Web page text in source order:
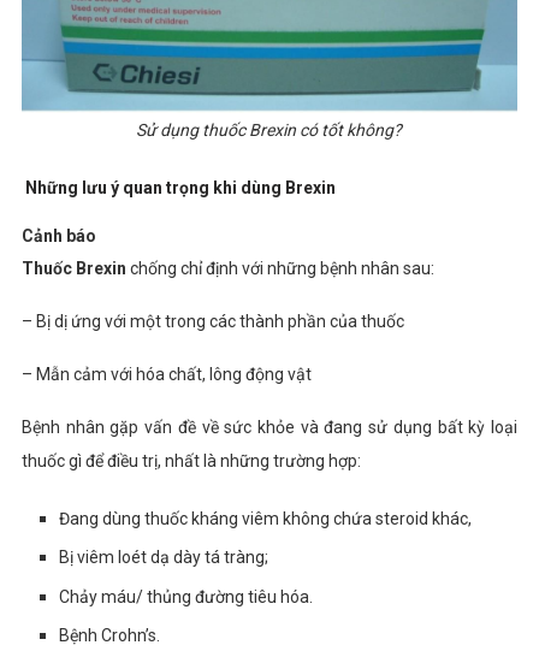
Sử dụng thuốc Brexin có tốt không?
Những lưu ý quan trọng khi dùng Brexin
Cảnh báo
Thuốc Brexin chống chỉ định với những bệnh nhân sau:
– Bị dị ứng với một trong các thành phần của thuốc
– Mẫn cảm với hóa chất, lông động vật
Bệnh nhân gặp vấn đề về sức khỏe và đang sử dụng bất kỳ loại
thuốc gì để điều trị, nhất là những trường hợp:
Đang dùng thuốc kháng viêm không chứa steroid khác,
Bị viêm loét dạ dày tá tràng;
Chảy máu/ thủng đường tiêu hóa.
Bệnh Crohn’s.